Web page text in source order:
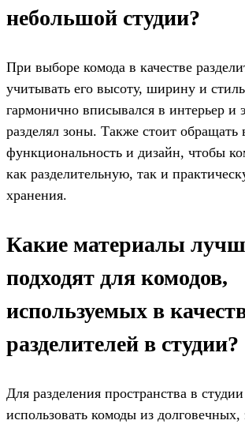
небольшой студии?
При выборе комода в качестве
учитывать его высоту, ширину и
гармонично вписывался в интерьер и
разделял зоны. Также стоит обращать
функциональность и дизайн, чтобы
как разделительную, так и
хранения.
Какие материалы
подходят для комодов,
используемых в
разделителей в студии?
Для разделения пространства в
использовать комоды из долговечных,